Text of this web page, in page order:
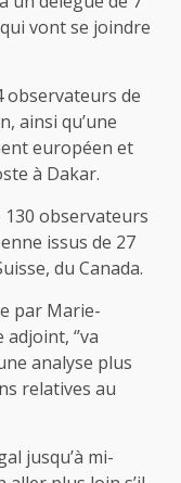
vont se joindre
observateurs de
ainsi qu’une
européen et
à Dakar.
observateurs
issus de 27
du Canada.
par Marie-
‘’va
analyse plus
relatives au
jusqu’à mi-